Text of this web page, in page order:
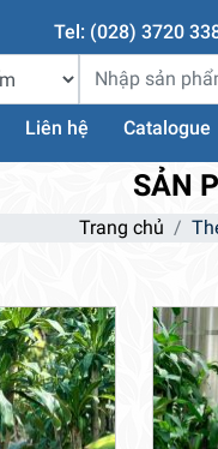
Tel: (028) 3720
Liên hệ Catalogue
SẢN
Trang chủ